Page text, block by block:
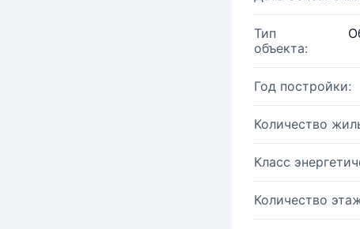
Тип
объекта:
Год постройки:
Количество
Класс
Количество